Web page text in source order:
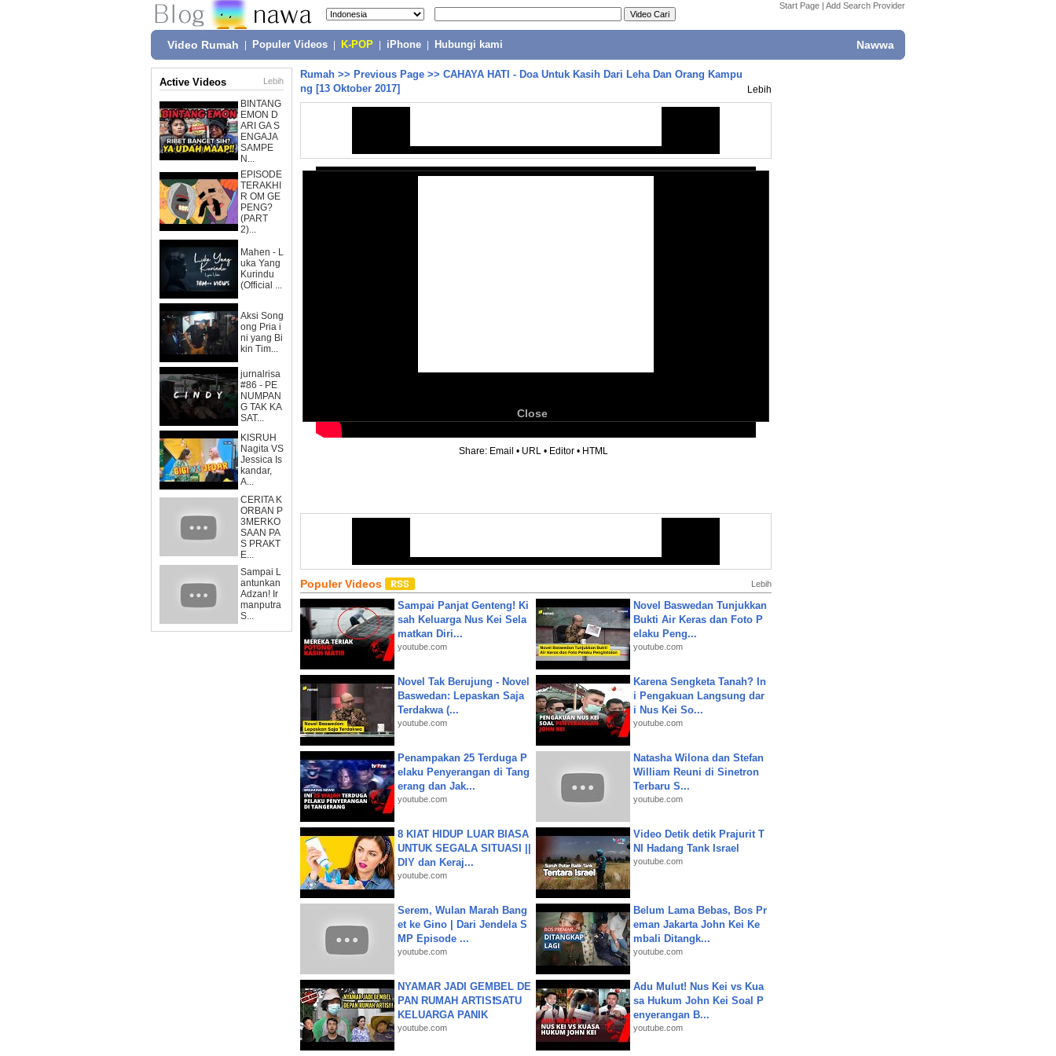
Start Page | Add Search Provider
Video Rumah Populer Videos K-POP iPhone Hubungi kami Nawwa
Active Videos Lebih
BINTANG
EMON D
ARI GA S
ENGAJA
SAMPE
N...
EPISODE
TERAKHI
R OM GE
PENG?
(PART
2)...
Mahen - L
uka Yang
Kurindu
(Official ...
Aksi Song
ong Pria i
ni yang Bi
kin Tim...
jurnalrisa
#86 - PE
NUMPAN
G TAK KA
SAT...
KISRUH
Nagita VS
Jessica Is
kandar,
A...
CERITA K
ORBAN P
3MERKO
SAAN PA
S PRAKT
E...
Sampai L
antunkan
Adzan! Ir
manputra
S...
Rumah >> Previous Page >> CAHAYA HATI - Doa Untuk Kasih Dari Leha Dan Orang Kampu
ng [13 Oktober 2017]
Lebih
Close
Share: Email • URL • Editor • HTML
Populer Videos Lebih
Sampai Panjat Genteng! Ki
sah Keluarga Nus Kei Sela
matkan Diri...
youtube.com
Novel Baswedan Tunjukkan
Bukti Air Keras dan Foto P
elaku Peng...
youtube.com
Novel Tak Berujung - Novel
Baswedan: Lepaskan Saja
Terdakwa (...
youtube.com
Karena Sengketa Tanah? In
i Pengakuan Langsung dar
i Nus Kei So...
youtube.com
Penampakan 25 Terduga P
elaku Penyerangan di Tang
erang dan Jak...
youtube.com
Natasha Wilona dan Stefan
William Reuni di Sinetron
Terbaru S...
youtube.com
8 KIAT HIDUP LUAR BIASA
UNTUK SEGALA SITUASI ||
DIY dan Keraj...
youtube.com
Video Detik detik Prajurit T
NI Hadang Tank Israel
youtube.com
Serem, Wulan Marah Bang
et ke Gino | Dari Jendela S
MP Episode ...
youtube.com
Belum Lama Bebas, Bos Pr
eman Jakarta John Kei Ke
mbali Ditangk...
youtube.com
NYAMAR JADI GEMBEL DE
PAN RUMAH ARTIS❗SATU
KELUARGA PANIK
youtube.com
Adu Mulut! Nus Kei vs Kua
sa Hukum John Kei Soal P
enyerangan B...
youtube.com